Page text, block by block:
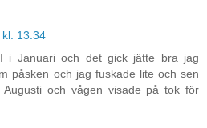
kl. 13:34
i Januari och det gick jätte bra jag
påsken och jag fuskade lite och sen
och vågen visade på tok för